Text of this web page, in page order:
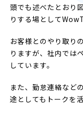
頭でも述べたとおり
りする場として
お客様とのやり取り
りますが、社内では
しています。
また、勤怠連絡など
途としてもトークを